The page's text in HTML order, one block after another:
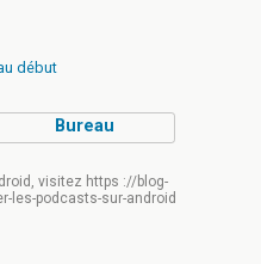
début
Bureau
visitez https ://blog-
les-podcasts-sur-android